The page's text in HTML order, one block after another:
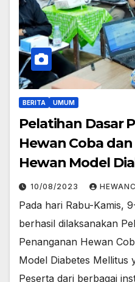
BERITA UMUM
Pelatihan Dasar
Hewan Coba
Hewan Model
10/08/2023
Pada hari Rabu-Kamis,
berhasil dilaksanakan
Penanganan Hewan
Model Diabetes Mellitus
Peserta dari berbagai